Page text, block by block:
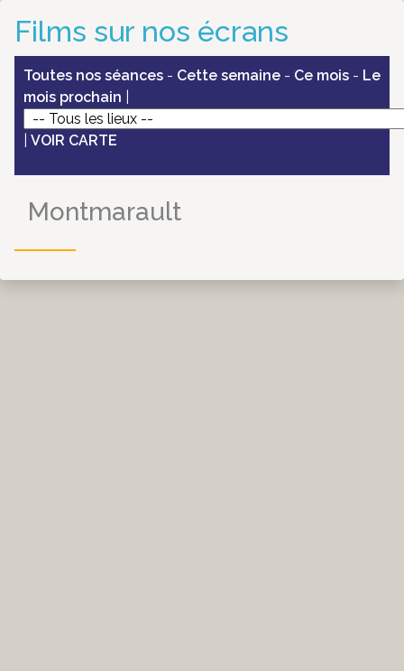
Films sur nos écrans
Toutes nos séances - Cette semaine - Ce mois - Le
mois prochain
VOIR CARTE
Montmarault